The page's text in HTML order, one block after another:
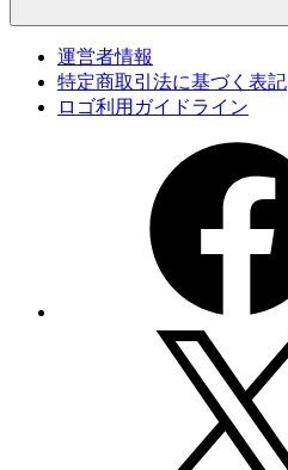
運営者情報
特定商取引法に基づく表記
ロゴ利用ガイドライン